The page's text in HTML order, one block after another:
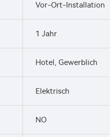
Vor-Ort-Installation
1 Jahr
Hotel, Gewerblich
Elektrisch
NO